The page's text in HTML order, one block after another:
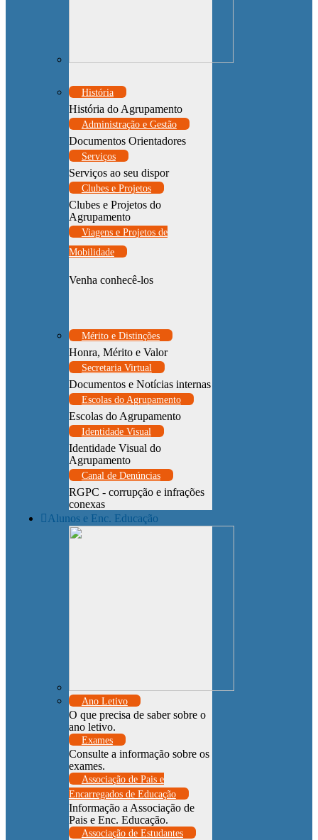
História
História do Agrupamento
Administração e Gestão
Documentos Orientadores
Serviços
Serviços ao seu dispor
Clubes e Projetos
Clubes e Projetos do
Agrupamento
Viagens e Projetos de
Mobilidade
Venha conhecê-los
Mérito e Distinções
Honra, Mérito e Valor
Secretaria Virtual
Documentos e Notícias internas
Escolas do Agrupamento
Escolas do Agrupamento
Identidade Visual
Identidade Visual do
Agrupamento
Canal de Denúncias
RGPC - corrupção e infrações
conexas
Alunos e Enc. Educação
Ano Letivo
O que precisa de saber sobre o
ano letivo.
Exames
Consulte a informação sobre os
exames.
Associação de Pais e
Encarregados de Educação
Informação a Associação de
Pais e Enc. Educação.
Associação de Estudantes